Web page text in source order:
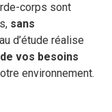
corps sont
sans
d’étude réalise
vos besoins
environnement.